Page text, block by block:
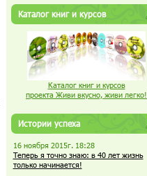
Каталог книг и курсов
Каталог книг и курсов
проекта Живи вкусно, живи легко!
Истории успеха
16 ноября 2015г. 18:28
Теперь я точно знаю: в 40 лет жизнь
только начинается!